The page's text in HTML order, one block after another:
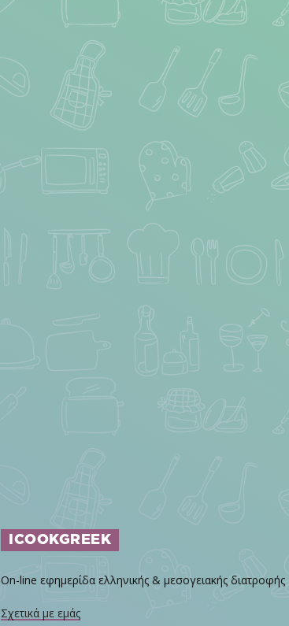
ICOOKGREEK
On-line εφημερίδα ελληνικής & μεσογειακής διατροφής
Σχετικά με εμάς